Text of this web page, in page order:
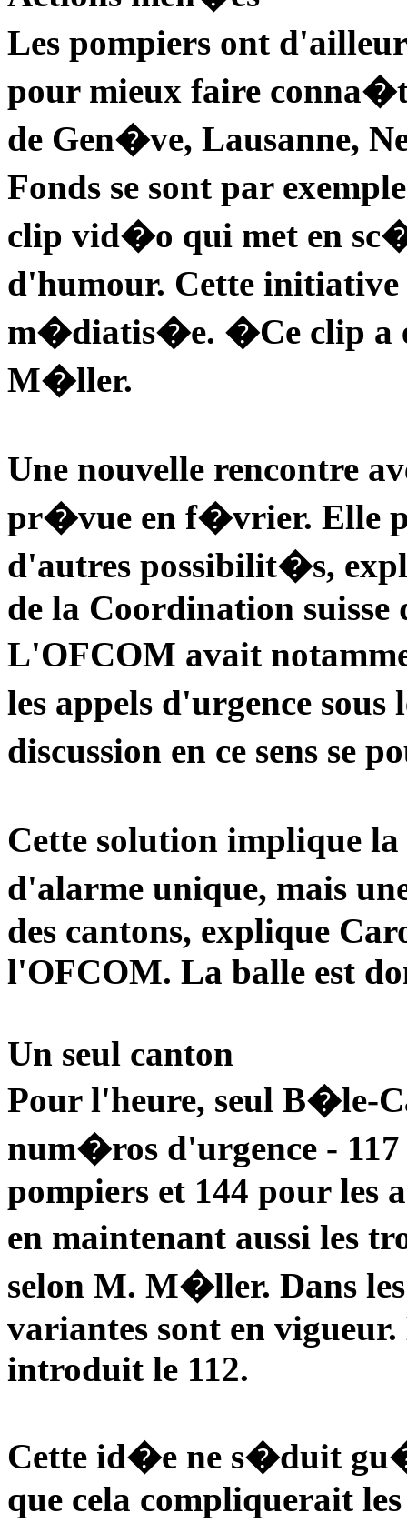
Les pompiers ont
pour mieux faire
de Gen�ve, Lausanne,
Fonds se sont par
clip vid�o qui met en
d'humour. Cette
m�diatis�e. �Ce clip a
M�ller.
Une nouvelle rencontre
pr�vue en f�vrier. Elle
d'autres possibilit�s,
de la Coordination suisse
L'OFCOM avait
les appels d'urgence
discussion en ce sens
Cette solution implique
d'alarme unique, mais
des cantons, explique
l'OFCOM. La balle est
Un seul canton
Pour l'heure, seul B�le-
num�ros d'urgence -
pompiers et 144 pour les
en maintenant aussi les
selon M. M�ller. Dans
variantes sont en
introduit le 112.
Cette id�e ne s�duit
que cela compliquerait